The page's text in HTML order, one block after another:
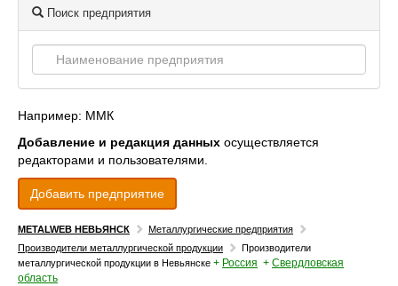
Поиск предприятия
Например: ММК
Добавление и редакция данных осуществляется
редакторами и пользователями.
Добавить предприятие
METALWEB НЕВЬЯНСК
Металлургические предприятия
Производители металлургической продукции
Производители
металлургической продукции в Невьянске + Россия + Свердловская
область